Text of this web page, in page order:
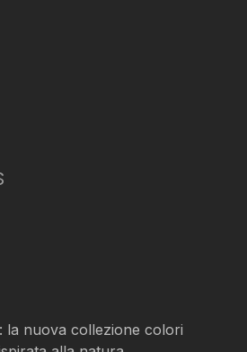
la nuova collezione colori